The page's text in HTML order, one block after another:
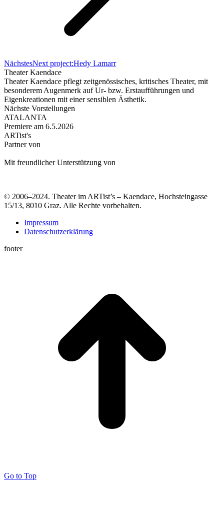
NächstesNext project:Hedy Lamarr
Theater Kaendace
Theater Kaendace pflegt zeitgenössisches, kritisches Theater, mit
besonderem Augenmerk auf Ur- bzw. Erstaufführungen und
Eigenkreationen mit einer sensiblen Ästhetik.
Nächste Vorstellungen
ATALANTA
Premiere am 6.5.2026
ARTist's
Partner von
Mit freundlicher Unterstützung von
© 2006–2024. Theater im ARTist’s – Kaendace, Hochsteingasse
15/13, 8010 Graz. Alle Rechte vorbehalten.
Impressum
Datenschutzerklärung
footer
Go to Top